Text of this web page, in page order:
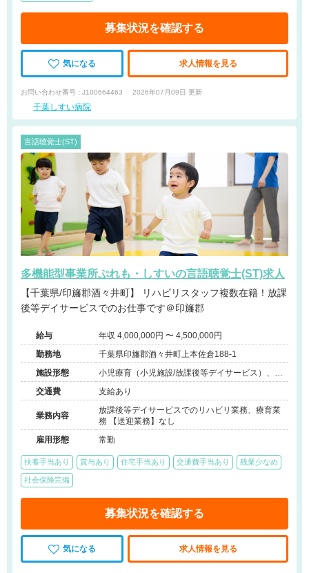
募集状況を確認する
気になる 求人情報を見る
お問い合わせ番号 : J100664463 2026年07月09日 更新
千葉しすい病院
言語聴覚士(ST)
多機能型事業所ぷれも・しすいの言語聴覚士(ST)求人
【千葉県/印旛郡酒々井町】 リハビリスタッフ複数在籍！放課
後等デイサービスでのお仕事です＠印旛郡
給与
年収 4,000,000円 〜 4,500,000円
勤務地
千葉県印旛郡酒々井町上本佐倉188-1
施設形態
小児療育（小児施設/放課後等デイサービス）、そ
の他（障害者支援）
交通費 支給あり
業務内容
放課後等デイサービスでのリハビリ業務、療育業
務 【送迎業務】なし
雇用形態
常勤
扶養手当あり 賞与あり 住宅手当あり 交通費手当あり 残業少なめ
社会保険完備
募集状況を確認する
気になる 求人情報を見る